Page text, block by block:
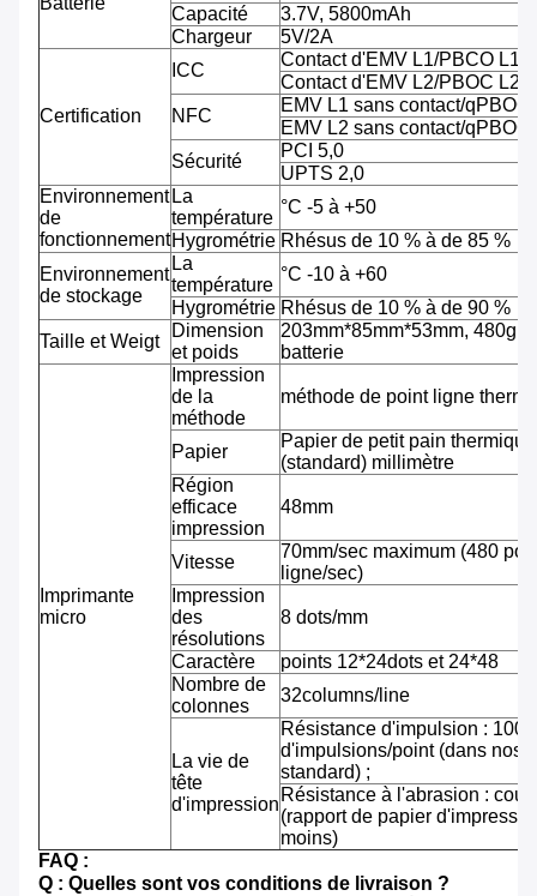
Capacité
3.7V, 5800mAh
Chargeur
5V/2A
Certification
ICC
Contact d'EMV L1/PBCO L1
Contact d'EMV L2/PBOC L2
NFC
EMV L1 sans contact/qPBOC
EMV L2 sans contact/qPBOC
Sécurité
PCI 5,0
UPTS 2,0
Environnement
de
fonctionnement
La
température
°C -5 à +50
Hygrométrie Rhésus de 10 % à de 85 %
Environnement
de stockage
La
température
°C -10 à +60
Hygrométrie Rhésus de 10 % à de 90 %
Taille et Weigt
Dimension
et poids
203mm*85mm*53mm, 480g
batterie
Imprimante
micro
Impression
de la
méthode
méthode de point ligne
Papier
Papier de petit pain
(standard) millimètre
Région
efficace
impression
48mm
Vitesse
70mm/sec maximum (480
ligne/sec)
Impression
des
résolutions
8 dots/mm
Caractère
points 12*24dots et 24*48
Nombre de
colonnes
32columns/line
La vie de
tête
d'impression
Résistance d'impulsion : 100
d'impulsions/point (dans nos
standard) ;
Résistance à l'abrasion :
(rapport de papier
moins)
FAQ :
Q : Quelles sont vos conditions de livraison ?